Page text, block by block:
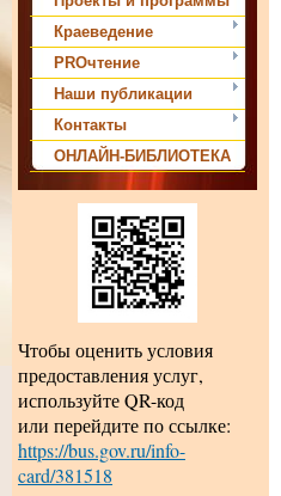
Краеведение
PROчтение
Наши публикации
Контакты
ОНЛАЙН-БИБЛИОТЕКА
Чтобы оценить условия
предоставления услуг,
используйте QR-код
или перейдите по ссылке:
https://bus.gov.ru/info-
card/381518